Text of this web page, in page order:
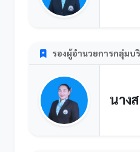
รองผู้อำนวยการกลุ่มบ
นาง